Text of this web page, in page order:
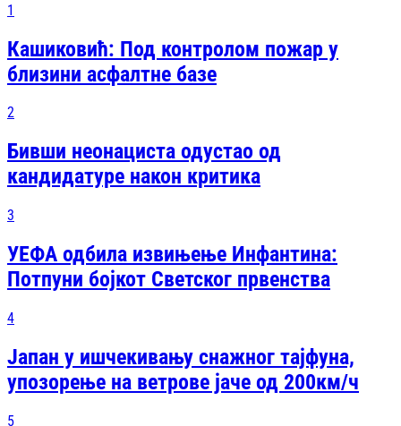
1
Кашиковић: Под контролом пожар у
близини асфалтне базе
2
Бивши неонациста одустао од
кандидатуре након критика
3
УЕФА одбила извињење Инфантина:
Потпуни бојкот Светског првенства
4
Јапан у ишчекивању снажног тајфуна,
упозорење на ветрове јаче од 200км/ч
5